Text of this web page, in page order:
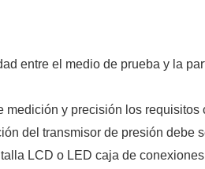
entre el medio de prueba y la
medición y precisión los
del transmisor de presión
LCD o LED caja de